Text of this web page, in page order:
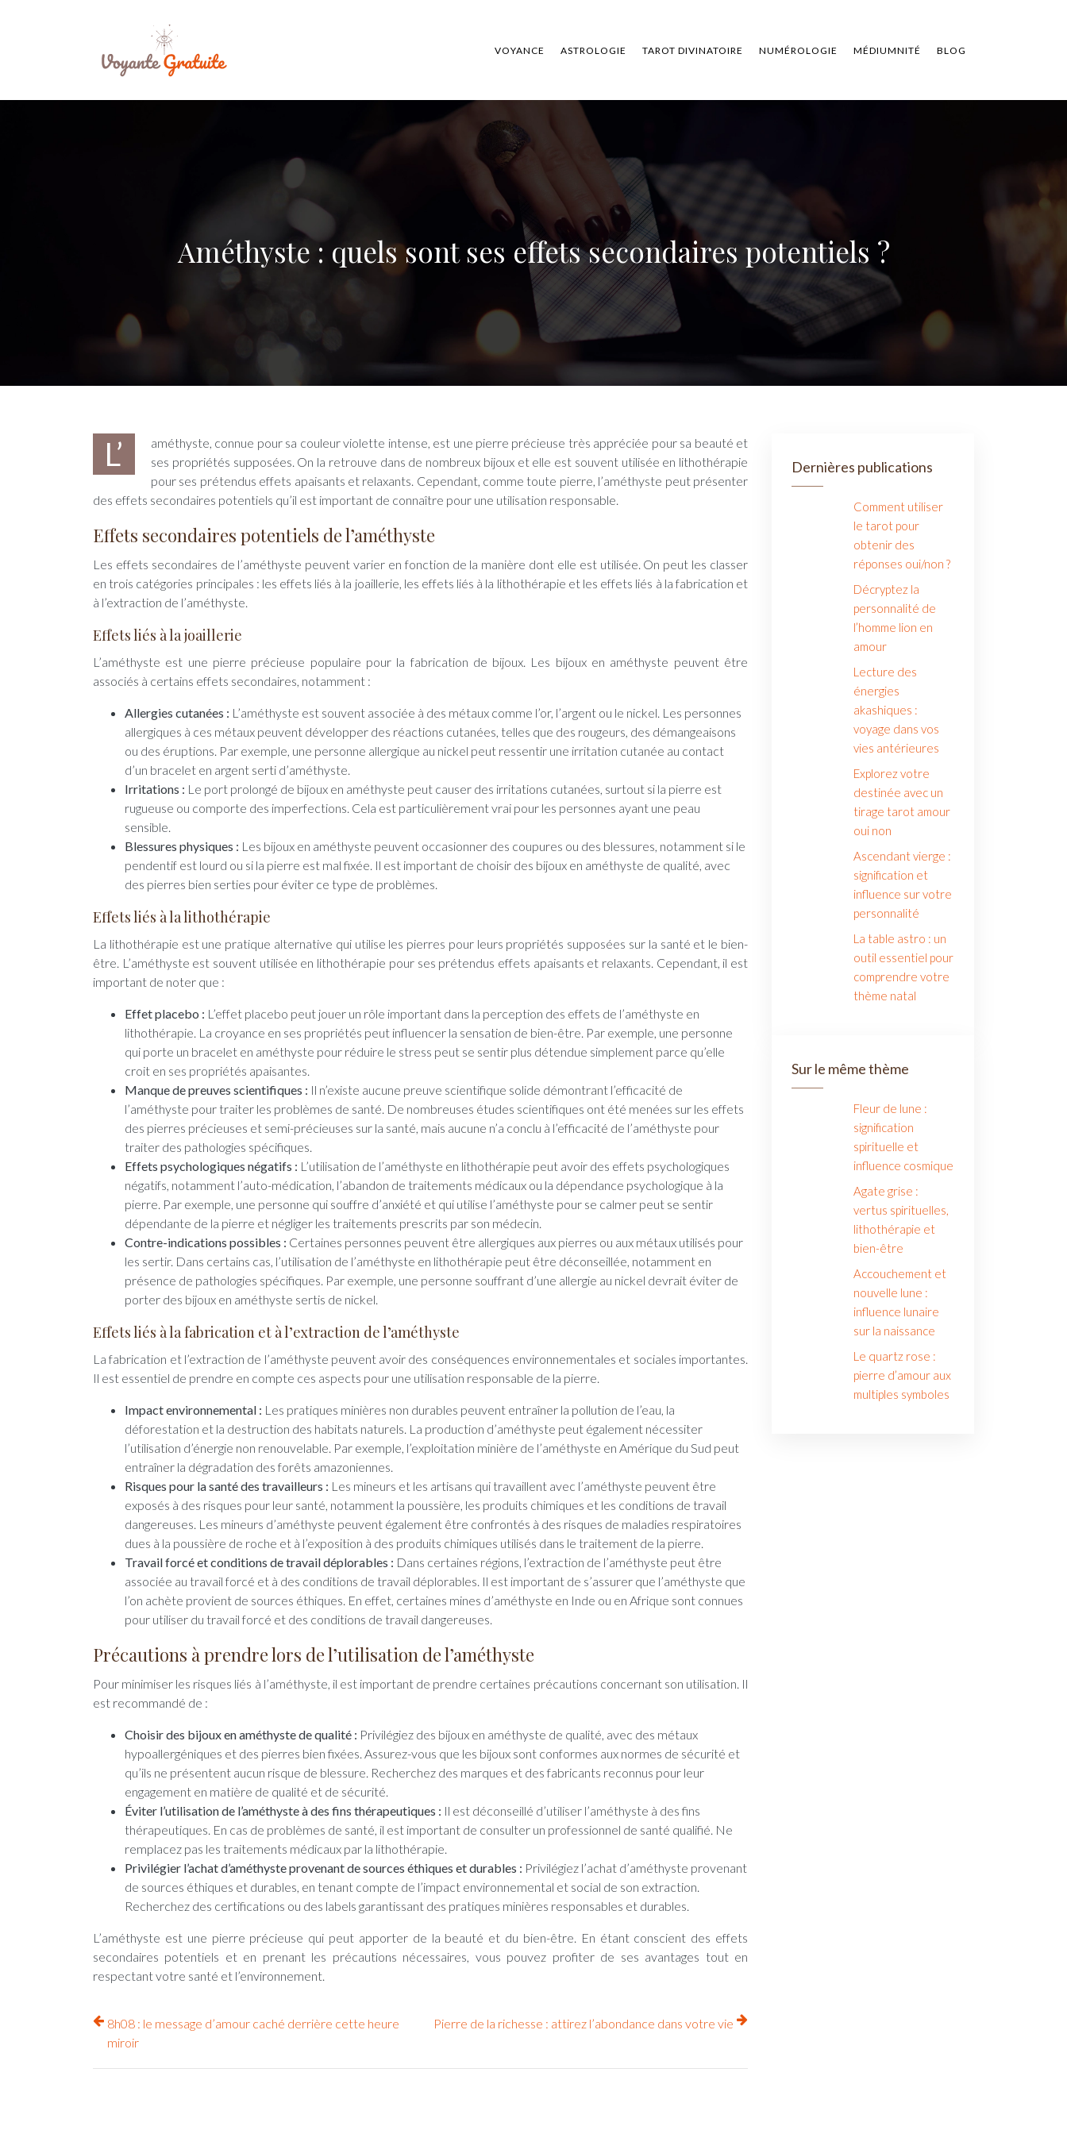
VOYANCE ASTROLOGIE TAROT DIVINATOIRE NUMÉROLOGIE MÉDIUMNITÉ BLOG
Améthyste : quels sont ses effets secondaires potentiels ?
L’améthyste, connue pour sa couleur violette intense, est une pierre précieuse très appréciée pour sa beauté et
ses propriétés supposées. On la retrouve dans de nombreux bijoux et elle est souvent utilisée en lithothérapie
pour ses prétendus effets apaisants et relaxants. Cependant, comme toute pierre, l’améthyste peut présenter
des effets secondaires potentiels qu’il est important de connaître pour une utilisation responsable.
Effets secondaires potentiels de l’améthyste
Les effets secondaires de l’améthyste peuvent varier en fonction de la manière dont elle est utilisée. On peut les classer
en trois catégories principales : les effets liés à la joaillerie, les effets liés à la lithothérapie et les effets liés à la fabrication et
à l’extraction de l’améthyste.
Effets liés à la joaillerie
L’améthyste est une pierre précieuse populaire pour la fabrication de bijoux. Les bijoux en améthyste peuvent être
associés à certains effets secondaires, notamment :
Allergies cutanées : L’améthyste est souvent associée à des métaux comme l’or, l’argent ou le nickel. Les personnes
allergiques à ces métaux peuvent développer des réactions cutanées, telles que des rougeurs, des démangeaisons
ou des éruptions. Par exemple, une personne allergique au nickel peut ressentir une irritation cutanée au contact
d’un bracelet en argent serti d’améthyste.
Irritations : Le port prolongé de bijoux en améthyste peut causer des irritations cutanées, surtout si la pierre est
rugueuse ou comporte des imperfections. Cela est particulièrement vrai pour les personnes ayant une peau
sensible.
Blessures physiques : Les bijoux en améthyste peuvent occasionner des coupures ou des blessures, notamment si le
pendentif est lourd ou si la pierre est mal fixée. Il est important de choisir des bijoux en améthyste de qualité, avec
des pierres bien serties pour éviter ce type de problèmes.
Effets liés à la lithothérapie
La lithothérapie est une pratique alternative qui utilise les pierres pour leurs propriétés supposées sur la santé et le bien-
être. L’améthyste est souvent utilisée en lithothérapie pour ses prétendus effets apaisants et relaxants. Cependant, il est
important de noter que :
Effet placebo : L’effet placebo peut jouer un rôle important dans la perception des effets de l’améthyste en
lithothérapie. La croyance en ses propriétés peut influencer la sensation de bien-être. Par exemple, une personne
qui porte un bracelet en améthyste pour réduire le stress peut se sentir plus détendue simplement parce qu’elle
croit en ses propriétés apaisantes.
Manque de preuves scientifiques : Il n’existe aucune preuve scientifique solide démontrant l’efficacité de
l’améthyste pour traiter les problèmes de santé. De nombreuses études scientifiques ont été menées sur les effets
des pierres précieuses et semi-précieuses sur la santé, mais aucune n’a conclu à l’efficacité de l’améthyste pour
traiter des pathologies spécifiques.
Effets psychologiques négatifs : L’utilisation de l’améthyste en lithothérapie peut avoir des effets psychologiques
négatifs, notamment l’auto-médication, l’abandon de traitements médicaux ou la dépendance psychologique à la
pierre. Par exemple, une personne qui souffre d’anxiété et qui utilise l’améthyste pour se calmer peut se sentir
dépendante de la pierre et négliger les traitements prescrits par son médecin.
Contre-indications possibles : Certaines personnes peuvent être allergiques aux pierres ou aux métaux utilisés pour
les sertir. Dans certains cas, l’utilisation de l’améthyste en lithothérapie peut être déconseillée, notamment en
présence de pathologies spécifiques. Par exemple, une personne souffrant d’une allergie au nickel devrait éviter de
porter des bijoux en améthyste sertis de nickel.
Effets liés à la fabrication et à l’extraction de l’améthyste
La fabrication et l’extraction de l’améthyste peuvent avoir des conséquences environnementales et sociales importantes.
Il est essentiel de prendre en compte ces aspects pour une utilisation responsable de la pierre.
Impact environnemental : Les pratiques minières non durables peuvent entraîner la pollution de l’eau, la
déforestation et la destruction des habitats naturels. La production d’améthyste peut également nécessiter
l’utilisation d’énergie non renouvelable. Par exemple, l’exploitation minière de l’améthyste en Amérique du Sud peut
entraîner la dégradation des forêts amazoniennes.
Risques pour la santé des travailleurs : Les mineurs et les artisans qui travaillent avec l’améthyste peuvent être
exposés à des risques pour leur santé, notamment la poussière, les produits chimiques et les conditions de travail
dangereuses. Les mineurs d’améthyste peuvent également être confrontés à des risques de maladies respiratoires
dues à la poussière de roche et à l’exposition à des produits chimiques utilisés dans le traitement de la pierre.
Travail forcé et conditions de travail déplorables : Dans certaines régions, l’extraction de l’améthyste peut être
associée au travail forcé et à des conditions de travail déplorables. Il est important de s’assurer que l’améthyste que
l’on achète provient de sources éthiques. En effet, certaines mines d’améthyste en Inde ou en Afrique sont connues
pour utiliser du travail forcé et des conditions de travail dangereuses.
Précautions à prendre lors de l’utilisation de l’améthyste
Pour minimiser les risques liés à l’améthyste, il est important de prendre certaines précautions concernant son utilisation. Il
est recommandé de :
Choisir des bijoux en améthyste de qualité : Privilégiez des bijoux en améthyste de qualité, avec des métaux
hypoallergéniques et des pierres bien fixées. Assurez-vous que les bijoux sont conformes aux normes de sécurité et
qu’ils ne présentent aucun risque de blessure. Recherchez des marques et des fabricants reconnus pour leur
engagement en matière de qualité et de sécurité.
Éviter l’utilisation de l’améthyste à des fins thérapeutiques : Il est déconseillé d’utiliser l’améthyste à des fins
thérapeutiques. En cas de problèmes de santé, il est important de consulter un professionnel de santé qualifié. Ne
remplacez pas les traitements médicaux par la lithothérapie.
Privilégier l’achat d’améthyste provenant de sources éthiques et durables : Privilégiez l’achat d’améthyste provenant
de sources éthiques et durables, en tenant compte de l’impact environnemental et social de son extraction.
Recherchez des certifications ou des labels garantissant des pratiques minières responsables et durables.
L’améthyste est une pierre précieuse qui peut apporter de la beauté et du bien-être. En étant conscient des effets
secondaires potentiels et en prenant les précautions nécessaires, vous pouvez profiter de ses avantages tout en
respectant votre santé et l’environnement.
8h08 : le message d’amour caché derrière cette heure
miroir
Pierre de la richesse : attirez l’abondance dans votre vie
Dernières publications
Comment utiliser
le tarot pour
obtenir des
réponses oui/non ?
Décryptez la
personnalité de
l’homme lion en
amour
Lecture des
énergies
akashiques :
voyage dans vos
vies antérieures
Explorez votre
destinée avec un
tirage tarot amour
oui non
Ascendant vierge :
signification et
influence sur votre
personnalité
La table astro : un
outil essentiel pour
comprendre votre
thème natal
Sur le même thème
Fleur de lune :
signification
spirituelle et
influence cosmique
Agate grise :
vertus spirituelles,
lithothérapie et
bien-être
Accouchement et
nouvelle lune :
influence lunaire
sur la naissance
Le quartz rose :
pierre d’amour aux
multiples symboles